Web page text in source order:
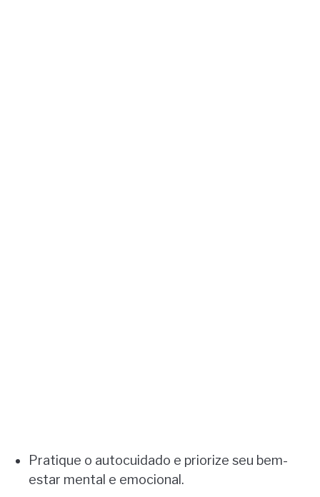
Pratique o autocuidado e priorize seu bem-
estar mental e emocional.